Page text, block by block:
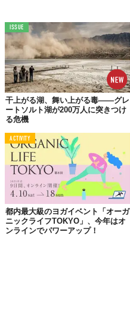
ISSUE
干上がる湖、舞い上がる毒——グレ
ートソルト湖が200万人に突きつけ
る危機
ACTIVITY
都内最大級のヨガイベント「オーガ
ニックライフTOKYO」、今年はオ
ンラインでパワーアップ！